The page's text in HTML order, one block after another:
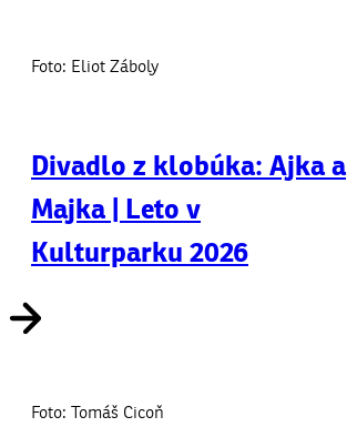
Foto: Eliot Záboly
Divadlo z klobúka: Ajka a
Majka | Leto v
Kulturparku 2026
Foto: Tomáš Cicoň